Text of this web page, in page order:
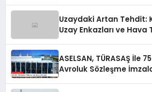
Uzaydaki Artan Tehdit:
Uzay Enkazları ve Hava
ASELSAN, TÜRASAŞ İle
Avroluk Sözleşme